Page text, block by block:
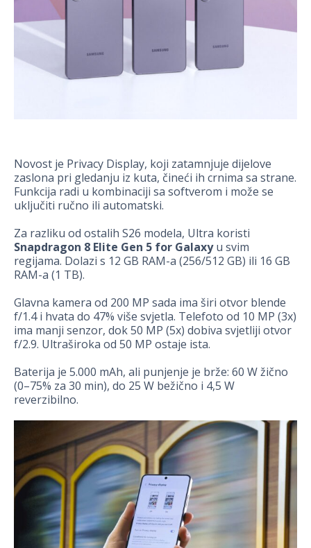
Novost je Privacy Display, koji zatamnjuje dijelove
zaslona pri gledanju iz kuta, čineći ih crnima sa strane.
Funkcija radi u kombinaciji sa softverom i može se
uključiti ručno ili automatski.
Za razliku od ostalih S26 modela, Ultra koristi
Snapdragon 8 Elite Gen 5 for Galaxyu svim
regijama. Dolazi s 12 GB RAM-a (256/512 GB) ili 16 GB
RAM-a (1 TB).
Glavna kamera od 200 MP sada ima širi otvor blende
f/1.4 i hvata do 47% više svjetla. Telefoto od 10 MP (3x)
ima manji senzor, dok 50 MP (5x) dobiva svjetliji otvor
f/2.9. Ultraširoka od 50 MP ostaje ista.
Baterija je 5.000 mAh, ali punjenje je brže: 60 W žično
(0–75% za 30 min), do 25 W bežično i 4,5 W
reverzibilno.